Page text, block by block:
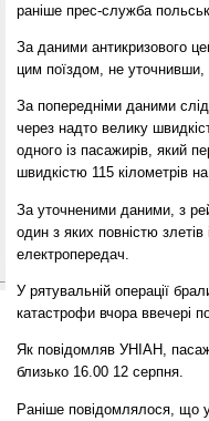
раніше прес-служба
За даними антикризового
цим поїздом, не уточнивши,
За попередніми даними
через надто велику
одного із пасажирів, який
швидкістю 115 кілометрів
За уточненими даними, з
один з яких повністю злетів
електропередач.
У рятувальній операції
катастрофи вчора ввечері
Як повідомляв УНІАН,
близько 16.00 12 серпня.
Раніше повідомлялося, що